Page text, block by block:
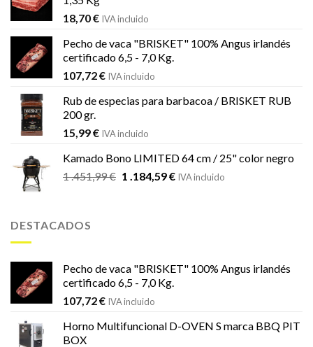
18,70€ IVA incluido
Pecho de vaca "BRISKET" 100% Angus irlandés
certificado 6,5 - 7,0 Kg.
107,72€ IVA incluido
Rub de especias para barbacoa / BRISKET RUB
200 gr.
15,99€ IVA incluido
Kamado Bono LIMITED 64 cm / 25" color negro
1 .451,99€ El
1 .184,59€ElIVA incluido
DESTACADOS
Pecho de vaca "BRISKET" 100% Angus irlandés
certificado 6,5 - 7,0 Kg.
107,72€ IVA incluido
Horno Multifuncional D-OVEN S marca BBQ PIT
BOX